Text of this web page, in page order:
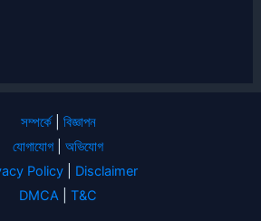
সম্পর্কে| বিজ্ঞাপন
যোগাযোগ
অভিযোগ
Policy| Disclaimer
DMCA
T&C